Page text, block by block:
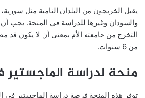
يقبل الخريجون من البلدان النامية مثل
والسودان وغيرها للدراسة في المنحة. يجب
التخرج من جامعته الأم بمعنى أن لا يكون قد
من 6 سنوات.
منحة لدراسة
توفر هذه المنحة فرصة دراسة الماجستير في